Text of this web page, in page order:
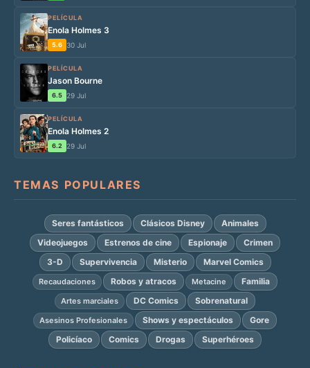
PELÍCULA
Enola Holmes 3
5.6 30 Jul
PELÍCULA
Jason Bourne
6.5 29 Jul
PELÍCULA
Enola Holmes 2
6.2 29 Jul
TEMAS POPULARES
Seres fantásticos Clásicos Disney
Animales
Videojuegos
Estrenos de cine Espionaje
Crimen
3-D
Supervivencia Misterio Marvel Comics
Recaudaciones Robos y atracos Metacine Familia
Artes marciales DC Comics Sobrenatural
Asesinos Profesionales Shows y espectáculos
Gore
Policíaco
Comics Drogas Superhéroes